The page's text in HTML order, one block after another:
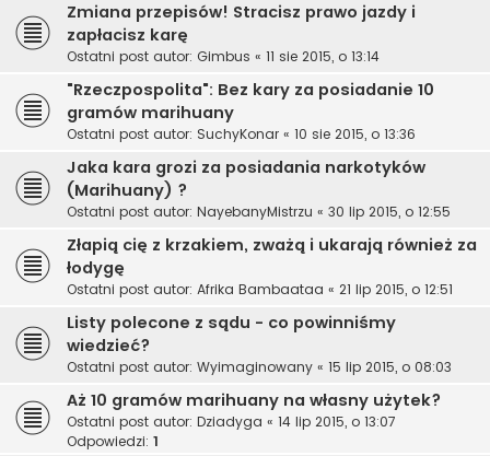
Zmiana przepisów! Stracisz prawo jazdy i
zapłacisz karę
Ostatni post autor: Gimbus « 11 sie 2015, o 13:14
"Rzeczpospolita": Bez kary za posiadanie 10
gramów marihuany
Ostatni post autor: SuchyKonar « 10 sie 2015, o 13:36
Jaka kara grozi za posiadania narkotyków
(Marihuany) ?
Ostatni post autor: NayebanyMistrzu « 30 lip 2015, o 12:55
Złapią cię z krzakiem, zważą i ukarają również za
łodygę
Ostatni post autor: Afrika Bambaataa « 21 lip 2015, o 12:51
Listy polecone z sądu - co powinniśmy
wiedzieć?
Ostatni post autor: Wyimaginowany « 15 lip 2015, o 08:03
Aż 10 gramów marihuany na własny użytek?
Ostatni post autor: Dziadyga « 14 lip 2015, o 13:07
Odpowiedzi: 1